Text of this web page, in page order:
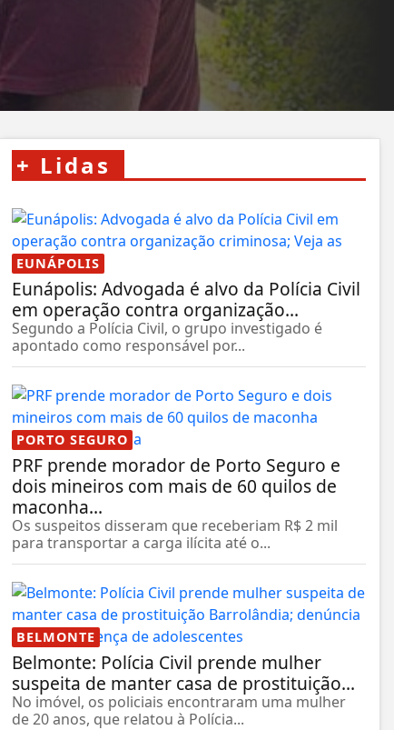
+ Lidas
EUNÁPOLIS
Eunápolis: Advogada é alvo da Polícia Civil
em operação contra organização...
Segundo a Polícia Civil, o grupo investigado é
apontado como responsável por...
PORTO SEGURO
PRF prende morador de Porto Seguro e
dois mineiros com mais de 60 quilos de
maconha...
Os suspeitos disseram que receberiam R$ 2 mil
para transportar a carga ilícita até o...
BELMONTE
Belmonte: Polícia Civil prende mulher
suspeita de manter casa de prostituição...
No imóvel, os policiais encontraram uma mulher
de 20 anos, que relatou à Polícia...